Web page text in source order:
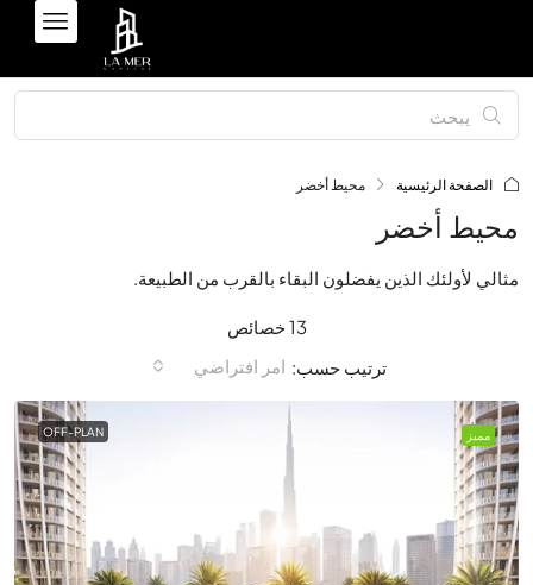
الصفحة الرئيسية محيط أخضر
محيط أخضر
مثالي لأولئك الذين يفضلون البقاء بالقرب من الطبيعة.
13 خصائص
ترتيب حسب: امر افتراضي
مميز OFF-PLAN